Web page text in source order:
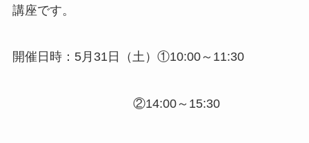
講座です。
開催日時：5月31日（土）①10:00～11:30
②14:00～15:30